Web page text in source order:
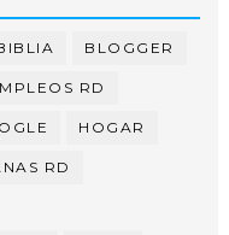
BLOGGER
RD
HOGAR
RD